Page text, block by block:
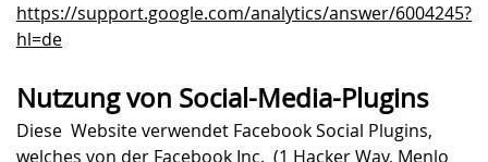
https://support.google.com/analytics/answer/6004245?
hl=de
Nutzung von Social-Media-Plugins
Diese Website verwendet Facebook Social Plugins,
welches von der Facebook Inc. (1 Hacker Way, Menlo